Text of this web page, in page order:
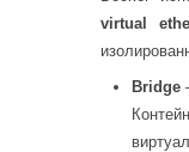
virtual
Bridge